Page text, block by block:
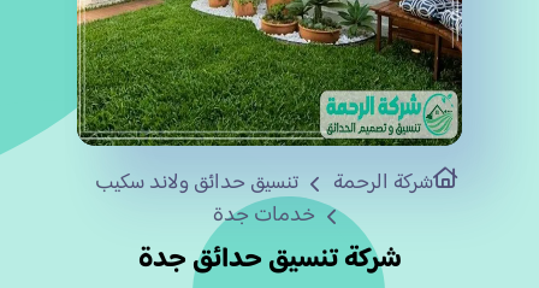
شركة الرحمة
تنسيق حدائق ولاند سكيب
خدمات جدة
شركة تنسيق حدائق جدة